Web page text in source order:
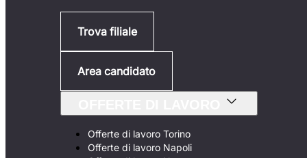
Trova filiale
Area candidato
Offerte di lavoro Torino
Offerte di lavoro Napoli